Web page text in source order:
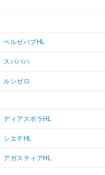
ベルゼバブHL
スパバハ
ルシゼロ
ディアスポラHL
シエテHL
アガスティアHL